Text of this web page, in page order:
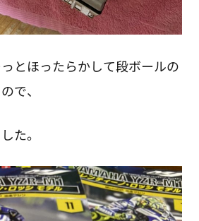
とほったらかして段ボールの
で、
た。